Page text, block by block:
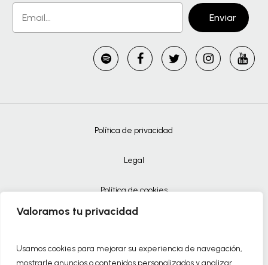
Valoramos tu privacidad
Usamos cookies para mejorar su experiencia de navegación,
mostrarle anuncios o contenidos personalizados y analizar
Política de privacidad
Legal
Política de cookies
Accesibilidad